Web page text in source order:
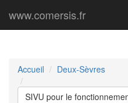
www.comersis.fr
Accueil Deux-Sèvres
SIVU pour le